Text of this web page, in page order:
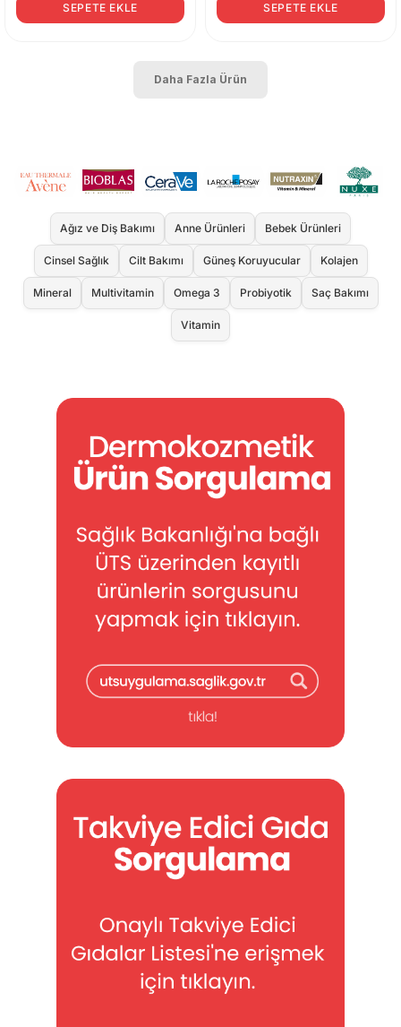
SEPETE EKLE SEPETE EKLE
Daha Fazla Ürün
Ağız ve Diş Bakımı Anne Ürünleri Bebek Ürünleri
Cinsel Sağlık Cilt Bakımı Güneş Koruyucular Kolajen
Mineral Multivitamin Omega 3 Probiyotik Saç Bakımı
Vitamin